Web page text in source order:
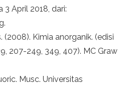
3 April 2018, dari:
(2008). Kimia anorganik. (edisi
207-249, 349, 407). MC Graw
Musc. Universitas